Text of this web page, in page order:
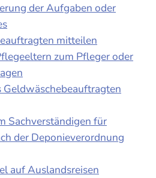
der Aufgaben oder
mitteilen
zum Pfleger oder
Geldwäschebeauftragten
Sachverständigen für
der Deponieverordnung
auf Auslandsreisen